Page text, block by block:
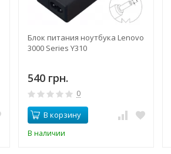
Блок питания ноутбука Lenovo
3000 Series Y310
540 грн.
0
В корзину
В наличии